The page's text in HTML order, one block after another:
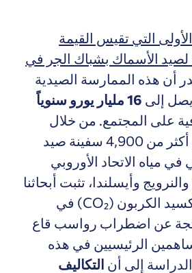
التي تقيس القيمة
الأسماك بشباك الجر في
هذه الممارسة الصيدية
إلى16 مليار يورو سنوياً
على المجتمع. من خلال
تجميع البيانات من أكثر من 4,900 سفينة صيد
مياه الاتحاد الأوروبي
وأيسلندا، تثبت أبحاثنا
أن انبعاثات ثاني أكسيد الكربون (CO₂) في
عن اضطراب رواسب قاع
الرئيسيين في هذه
إلى أنالتكاليف